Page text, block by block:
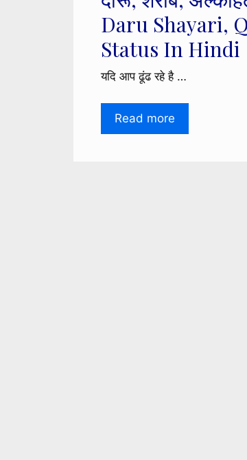
Daru Shayari,
Status In Hindi
यदि आप ढूंढ रहे है …
Read more